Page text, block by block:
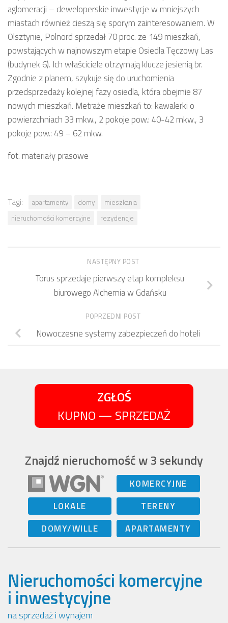
aglomeracji – deweloperskie inwestycje w mniejszych
miastach również cieszą się sporym zainteresowaniem. W
Olsztynie, Polnord sprzedał 70 proc. ze 149 mieszkań,
powstających w najnowszym etapie Osiedla Tęczowy Las
(budynek 6). Ich właściciele otrzymają klucze jesienią br.
Zgodnie z planem, szykuje się do uruchomienia
przedsprzedaży kolejnej fazy osiedla, która obejmie 87
nowych mieszkań. Metraże mieszkań to: kawalerki o
powierzchniach 33 mkw., 2 pokoje pow.: 40-42 mkw., 3
pokoje pow.: 49 – 62 mkw.
fot. materiały prasowe
Tagi: apartamenty domy
mieszkania
nieruchomości komercyjne
rezydencje
NASTĘPNY POST
Torus sprzedaje pierwszy etap kompleksu
biurowego Alchemia w Gdańsku
POPRZEDNI POST
Nowoczesne systemy zabezpieczeń do hoteli
ZGŁOŚ
KUPNO — SPRZEDAŻ
Znajdź nieruchomość w 3 sekundy
KOMERCYJNE
LOKALE
TERENY
DOMY/WILLE
APARTAMENTY
Nieruchomości komercyjne
i inwestycyjne
na sprzedaż i wynajem